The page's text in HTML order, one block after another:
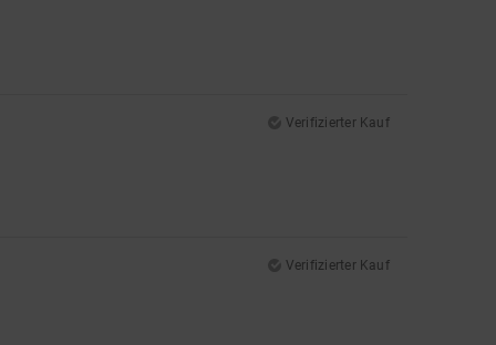
Verifizierter Kauf
Verifizierter Kauf